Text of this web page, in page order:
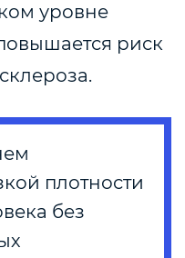
уровне
риск
плотности
без